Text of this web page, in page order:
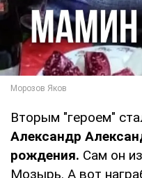
Вторым "героем"
Александр
рождения. Сам он
Мозырь. А вот